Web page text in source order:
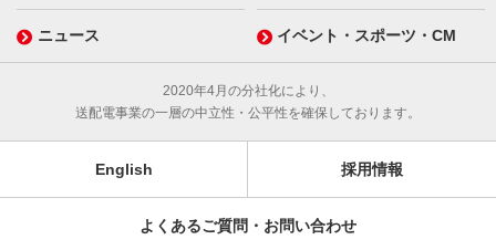
ニュース イベント・スポーツ・CM
2020年4月の分社化により、
送配電事業の一層の中立性・公平性を確保しております。
English 採用情報
よくあるご質問・お問い合わせ